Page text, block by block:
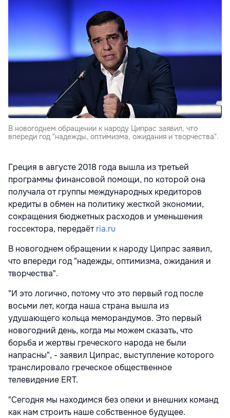
В новогоднем обращении к народу Ципрас заявил, что
впереди год "надежды, оптимизма, ожидания и творчества".
Греция в августе 2018 года вышла из третьей
программы финансовой помощи, по которой она
получала от группы международных кредиторов
кредиты в обмен на политику жесткой экономии,
сокращения бюджетных расходов и уменьшения
госсектора, передаётria.ru
В новогоднем обращении к народу Ципрас заявил,
что впереди год "надежды, оптимизма, ожидания и
творчества".
"И это логично, потому что это первый год после
восьми лет, когда наша страна вышла из
удушающего кольца меморандумов. Это первый
новогодний день, когда мы можем сказать, что
борьба и жертвы греческого народа не были
напрасны", - заявил Ципрас, выступление которого
транслировало греческое общественное
телевидение ERT.
"Сегодня мы находимся без опеки и внешних команд
как нам строить наше собственное будущее.